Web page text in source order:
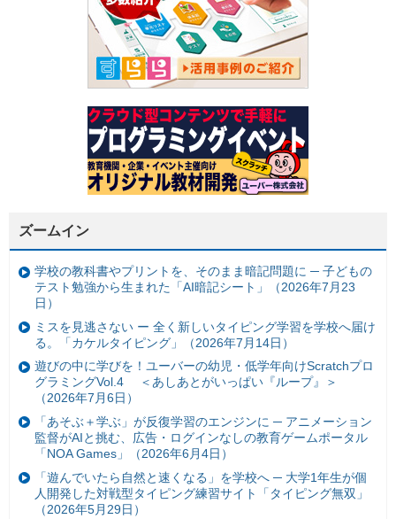
ズームイン
学校の教科書やプリントを、そのまま暗記問題に ─ 子どもの
テスト勉強から生まれた「AI暗記シート」（2026年7月23
日）
ミスを見逃さない ー 全く新しいタイピング学習を学校へ届け
る。「カケルタイピング」（2026年7月14日）
遊びの中に学びを！ユーバーの幼児・低学年向けScratchプロ
グラミングVol.4 ＜あしあとがいっぱい『ループ』＞
（2026年7月6日）
「あそぶ＋学ぶ」が反復学習のエンジンに ─ アニメーション
監督がAIと挑む、広告・ログインなしの教育ゲームポータル
「NOA Games」（2026年6月4日）
「遊んでいたら自然と速くなる」を学校へ ─ 大学1年生が個
人開発した対戦型タイピング練習サイト「タイピング無双」
（2026年5月29日）